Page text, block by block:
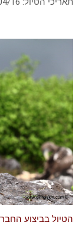
הטיול בביצוע